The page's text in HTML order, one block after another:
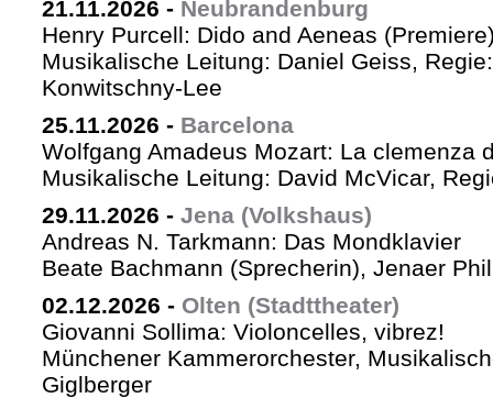
21.11.2026 - Neubrandenburg
Henry Purcell: Dido and Aeneas
Musikalische Leitung: Daniel Geiss,
Konwitschny-Lee
25.11.2026 - Barcelona
Wolfgang Amadeus Mozart: La clemenza
Musikalische Leitung: David McVicar,
29.11.2026 - Jena (Volkshaus)
Andreas N. Tarkmann: Das Mondklavier
Beate Bachmann (Sprecherin), Jenaer
02.12.2026 - Olten (Stadttheater)
Giovanni Sollima: Violoncelles, vibrez!
Münchener Kammerorchester,
Giglberger